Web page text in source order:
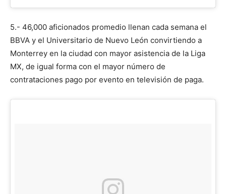
5.- 46,000 aficionados promedio llenan cada semana el
BBVA y el Universitario de Nuevo León convirtiendo a
Monterrey en la ciudad con mayor asistencia de la Liga
MX, de igual forma con el mayor número de
contrataciones pago por evento en televisión de paga.